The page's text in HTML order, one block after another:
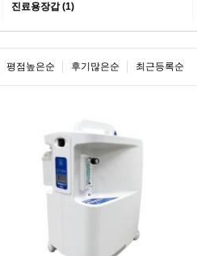
진료용장갑 (1)
평점높은순 후기많은순 최근등록순